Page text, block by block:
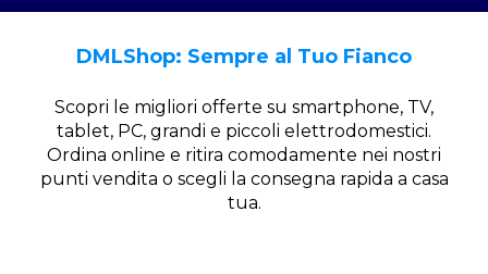
DMLShop: Sempre al Tuo Fianco
Scopri le migliori offerte su smartphone, TV,
tablet, PC, grandi e piccoli elettrodomestici.
Ordina online e ritira comodamente nei nostri
punti vendita o scegli la consegna rapida a casa
tua.